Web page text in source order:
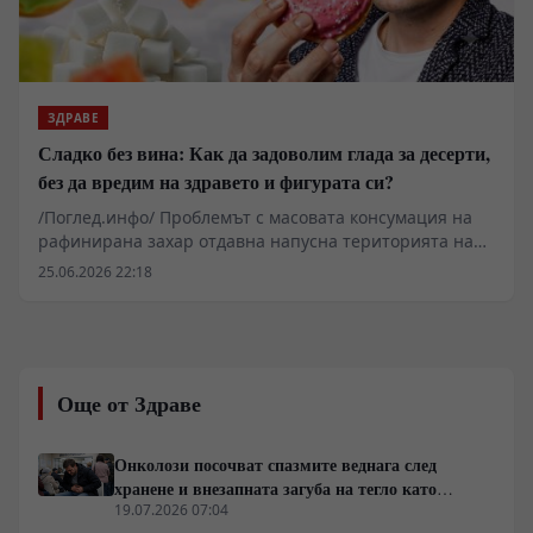
по-сложна от маркетинговите стратегии на
производителите. Резултатите, публикувани и
разпространени от големите информационни
агенции, повдигат въпроса за преразглеждане на
масовите терапевтични схеми, прилагани при
пациенти с предразположеност към Алцхаймер и
съдова деменция.
ЗДРАВЕ
Сладко без вина: Как да задоволим глада за десерти,
без да вредим на здравето и фигурата си?
/Поглед.инфо/ Проблемът с масовата консумация на
рафинирана захар отдавна напусна територията на
диетологията и се превърна в тежък
ос, транснационалните корпорации продължават да
поддържат логистичните вериги на евтините
затлъстяването, диабета тип 2 и срива в
работоспособността на населението, което натоварва
публичните финансови системи. В този контекст,
25.06.2026 22:18
Още от Здраве
Онколози посочват спазмите веднага след
хранене и внезапната загуба на тегло като
основни клинични сигнали за туморни процеси
19.07.2026 07:04